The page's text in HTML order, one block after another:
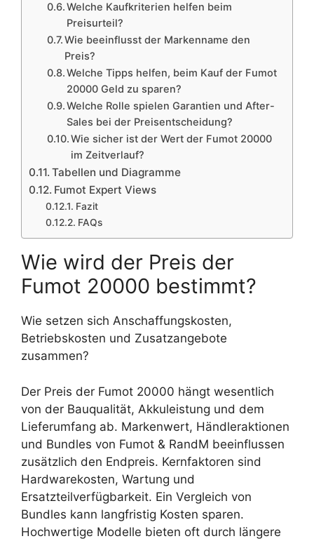
Welche Kaufkriterien helfen beim
Preisurteil?
Wie beeinflusst der Markenname den
Preis?
Welche Tipps helfen, beim Kauf der Fumot
20000 Geld zu sparen?
Welche Rolle spielen Garantien und After-
Sales bei der Preisentscheidung?
Wie sicher ist der Wert der Fumot 20000
im Zeitverlauf?
Tabellen und Diagramme
Fumot Expert Views
Fazit
FAQs
Wie wird der Preis der
Fumot 20000 bestimmt?
Wie setzen sich Anschaffungskosten,
Betriebskosten und Zusatzangebote
zusammen?
Der Preis der Fumot 20000 hängt wesentlich
von der Bauqualität, Akkuleistung und dem
Lieferumfang ab. Markenwert, Händleraktionen
und Bundles von Fumot & RandM beeinflussen
zusätzlich den Endpreis. Kernfaktoren sind
Hardwarekosten, Wartung und
Ersatzteilverfügbarkeit. Ein Vergleich von
Bundles kann langfristig Kosten sparen.
Hochwertige Modelle bieten oft durch längere